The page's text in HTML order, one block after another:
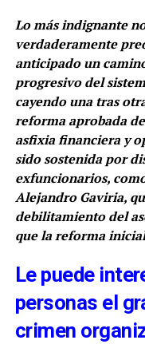
Lo más indignante
verdaderamente
anticipado un
progresivo del
cayendo una tras
reforma aprobada
asfixia financiera y
sido sostenida por
exfuncionarios,
Alejandro Gaviria,
debilitamiento del
que la reforma
Le puede
personas el
crimen